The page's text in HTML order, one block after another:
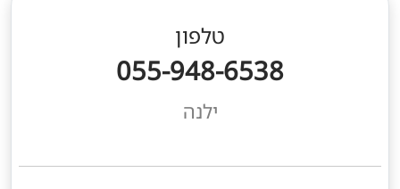
טלפון
055-948-6538
ילנה